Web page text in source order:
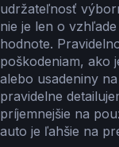
udržateľnosť
nie je len o
hodnote.
poškodeniam, ako
alebo usadeniny
pravidelne
príjemnejšie na
auto je ľahšie na